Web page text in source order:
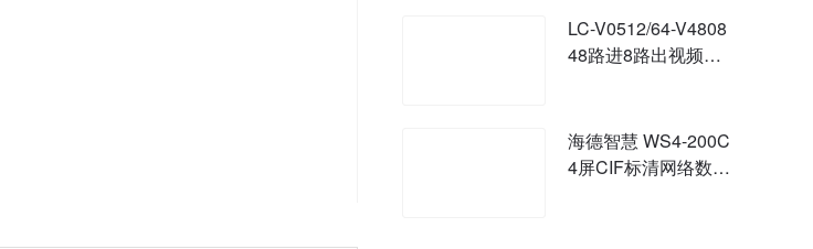
LC-V0512/64-V4808
48路进8路出视频矩
海德智慧 WS4-200C
4屏CIF标清网络数字